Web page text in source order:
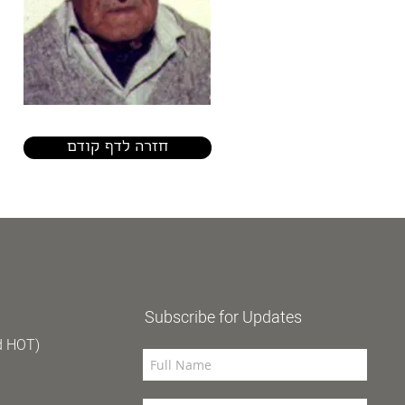
חזרה לדף קודם
HOT)
Subscribe for Updates